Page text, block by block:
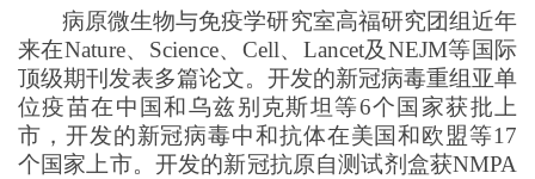
病原微生物与免疫学研究室高福研究团组近年
来在Nature、Science、Cell、Lancet及NEJM等国际
顶级期刊发表多篇论文。开发的新冠病毒重组亚单
位疫苗在中国和乌兹别克斯坦等6个国家获批上
市，开发的新冠病毒中和抗体在美国和欧盟等17
个国家上市。开发的新冠抗原自测试剂盒获NMPA